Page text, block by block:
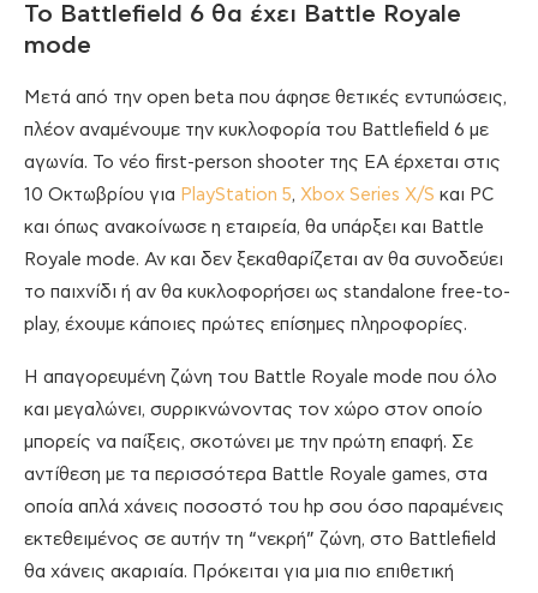
Το Battlefield 6 θα έχει Battle Royale
mode
Μετά από την open beta που άφησε θετικές εντυπώσεις,
πλέον αναμένουμε την κυκλοφορία του Battlefield 6 με
αγωνία. Το νέο first-person shooter της EA έρχεται στις
10 Οκτωβρίου για PlayStation 5, Xbox Series X/S και PC
και όπως ανακοίνωσε η εταιρεία, θα υπάρξει και Battle
Royale mode. Αν και δεν ξεκαθαρίζεται αν θα συνοδεύει
το παιχνίδι ή αν θα κυκλοφορήσει ως standalone free-to-
play, έχουμε κάποιες πρώτες επίσημες πληροφορίες.
Η απαγορευμένη ζώνη του Battle Royale mode που όλο
και μεγαλώνει, συρρικνώνοντας τον χώρο στον οποίο
μπορείς να παίξεις, σκοτώνει με την πρώτη επαφή. Σε
αντίθεση με τα περισσότερα Battle Royale games, στα
οποία απλά χάνεις ποσοστό του hp σου όσο παραμένεις
εκτεθειμένος σε αυτήν τη “νεκρή” ζώνη, στο Battlefield
θα χάνεις ακαριαία. Πρόκειται για μια πιο επιθετική